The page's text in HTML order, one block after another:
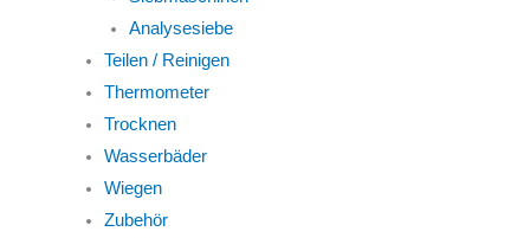
Analysesiebe
Teilen / Reinigen
Thermometer
Trocknen
Wasserbäder
Wiegen
Zubehör